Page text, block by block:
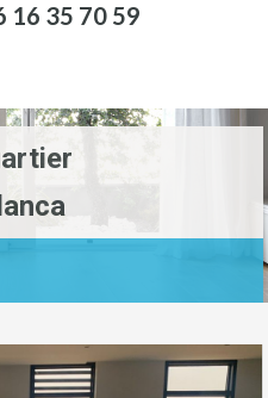
16 35 70 59